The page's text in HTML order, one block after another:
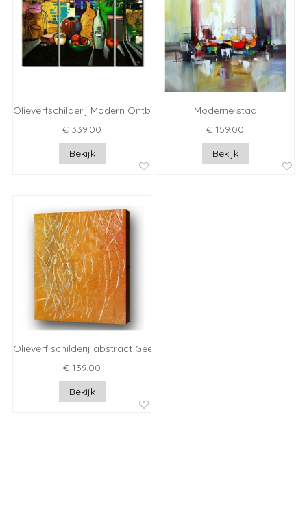
Olieverfschilderij Modern Ontbijt
€ 339.00
Bekijk
Moderne stad
€ 159.00
Bekijk
Olieverf schilderij abstract Geel
€ 139.00
Bekijk